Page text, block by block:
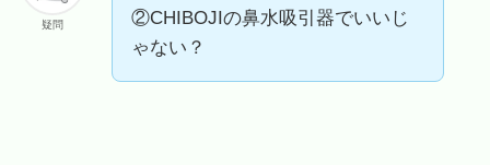
疑問
②CHIBOJIの鼻水吸引器でいいじ
ゃない？